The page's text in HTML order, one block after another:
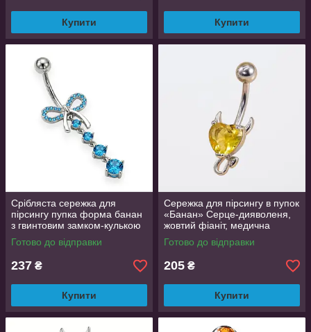
Купити Купити
Срібляста сережка для
пірсингу пупка форма банан
з гвинтовим замком-кулькою
бантик та блакитними
фіанітами 5 см
Готово до відправки
237 ₴
Купити
Сережка для пірсингу в пупок
«Банан» Серце-дияволеня,
жовтий фіаніт, медична
хірургічна сталь
Готово до відправки
205 ₴
Купити